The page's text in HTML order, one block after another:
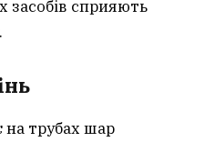
засобів сприяють
трубах шар